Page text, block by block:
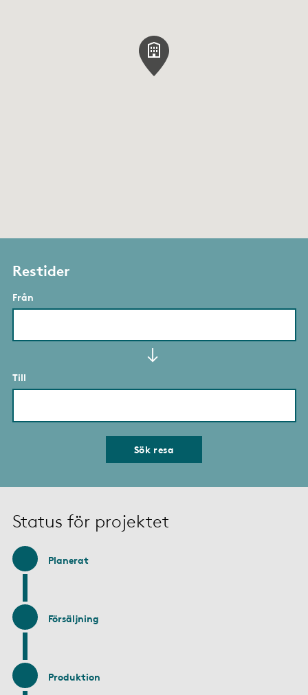
Restider
Från
Till
Sök resa
Status för projektet
Planerat
Försäljning
Produktion